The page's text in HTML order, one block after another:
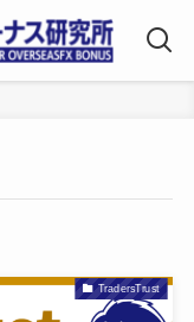
TradersTrust